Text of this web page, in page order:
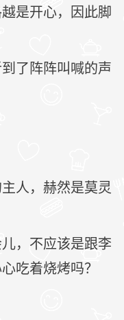
是开心，因此脚
了阵阵叫喊的声
人，赫然是莫灵
，不应该是跟李
吃着烧烤吗？